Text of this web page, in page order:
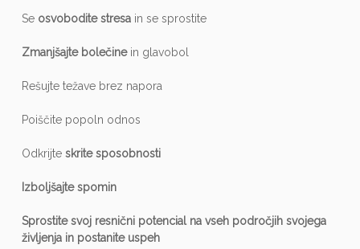
Se osvobodite stresa in se sprostite
Zmanjšajte bolečinein glavobol
Rešujte težave brez napora
Poiščite popoln odnos
Odkrijteskrite sposobnosti
Izboljšajte spomin
Sprostite svoj resnični potencial na vseh področjih svojega
življenja in postanite uspeh